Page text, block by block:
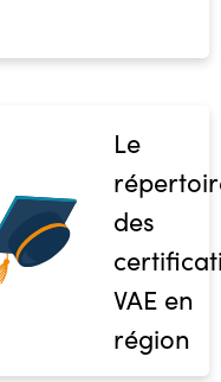
Le
des
VAE en
région